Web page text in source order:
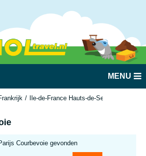
MENU
Ile-de-France Hauts-de-Seine/Yvelines
Courbevoie gevonden